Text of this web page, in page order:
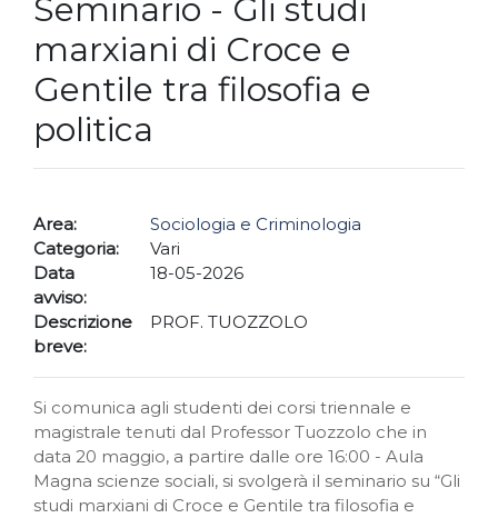
Seminario - Gli studi
marxiani di Croce e
Gentile tra filosofia e
politica
Area:
Sociologia e Criminologia
Categoria:
Vari
Data
avviso:
18-05-2026
Descrizione
breve:
PROF. TUOZZOLO
Si comunica agli studenti dei corsi triennale e
magistrale tenuti dal Professor Tuozzolo che in
data 20 maggio, a partire dalle ore 16:00 - Aula
Magna scienze sociali, si svolgerà il seminario su “Gli
studi marxiani di Croce e Gentile tra filosofia e